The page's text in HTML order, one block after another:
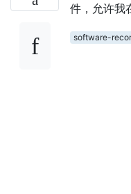
件，允许我
software-